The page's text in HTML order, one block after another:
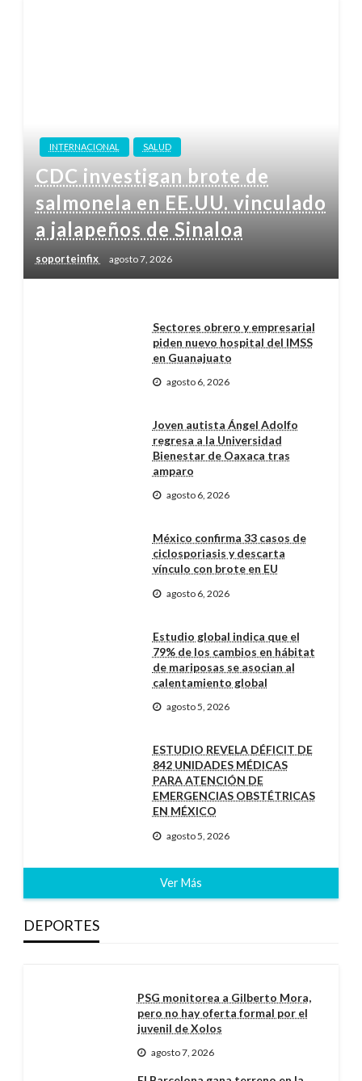
INTERNACIONAL SALUD
CDC investigan brote de
salmonela en EE.UU. vinculado
a jalapeños de Sinaloa
soporteinfix agosto 7, 2026
Sectores obrero y empresarial
piden nuevo hospital del IMSS
en Guanajuato
agosto 6, 2026
Joven autista Ángel Adolfo
regresa a la Universidad
Bienestar de Oaxaca tras
amparo
agosto 6, 2026
México confirma 33 casos de
ciclosporiasis y descarta
vínculo con brote en EU
agosto 6, 2026
Estudio global indica que el
79% de los cambios en hábitat
de mariposas se asocian al
calentamiento global
agosto 5, 2026
ESTUDIO REVELA DÉFICIT DE
842 UNIDADES MÉDICAS
PARA ATENCIÓN DE
EMERGENCIAS OBSTÉTRICAS
EN MÉXICO
agosto 5, 2026
Ver Más
DEPORTES
PSG monitorea a Gilberto Mora,
pero no hay oferta formal por el
juvenil de Xolos
agosto 7, 2026